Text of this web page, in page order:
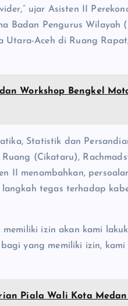
ujar Asisten II
Badan Pengurus Wilayah
Utara-Aceh di Ruang
Workshop Bengkel
Statistik dan
(Cikataru),
II menambahkan,
tegas terhadap
izin akan kami
yang memiliki izin, kami
Piala Wali Kota Medan